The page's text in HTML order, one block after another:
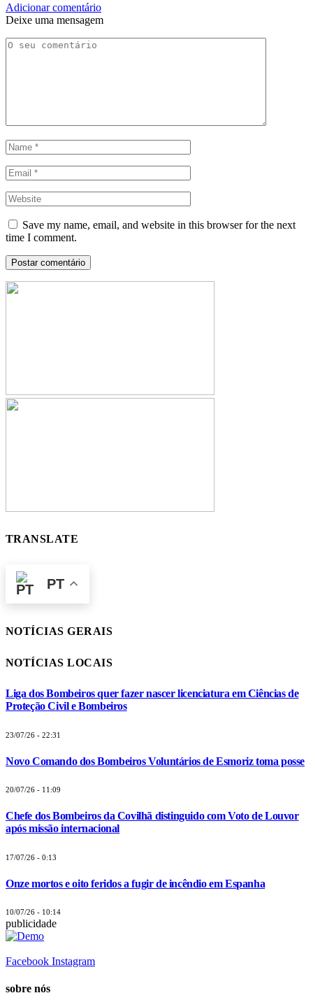
Adicionar comentário
Deixe uma mensagem
Save my name, email, and website in this browser for the next
time I comment.
TRANSLATE
PT
NOTÍCIAS GERAIS
NOTÍCIAS LOCAIS
Liga dos Bombeiros quer fazer nascer licenciatura em Ciências de
Proteção Civil e Bombeiros
23/07/26 - 22:31
Novo Comando dos Bombeiros Voluntários de Esmoriz toma posse
20/07/26 - 11:09
Chefe dos Bombeiros da Covilhã distinguido com Voto de Louvor
após missão internacional
17/07/26 - 0:13
Onze mortos e oito feridos a fugir de incêndio em Espanha
10/07/26 - 10:14
publicidade
Facebook Instagram
sobre nós